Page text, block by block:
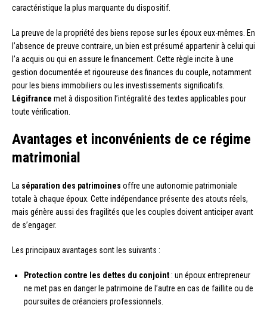
caractéristique la plus marquante du dispositif.
La preuve de la propriété des biens repose sur les époux eux-mêmes. En
l’absence de preuve contraire, un bien est présumé appartenir à celui qui
l’a acquis ou qui en assure le financement. Cette règle incite à une
gestion documentée et rigoureuse des finances du couple, notamment
pour les biens immobiliers ou les investissements significatifs.
Légifrance met à disposition l’intégralité des textes applicables pour
toute vérification.
Avantages et inconvénients de ce régime
matrimonial
La séparation des patrimoines offre une autonomie patrimoniale
totale à chaque époux. Cette indépendance présente des atouts réels,
mais génère aussi des fragilités que les couples doivent anticiper avant
de s’engager.
Les principaux avantages sont les suivants :
Protection contre les dettes du conjoint : un époux entrepreneur
ne met pas en danger le patrimoine de l’autre en cas de faillite ou de
poursuites de créanciers professionnels.